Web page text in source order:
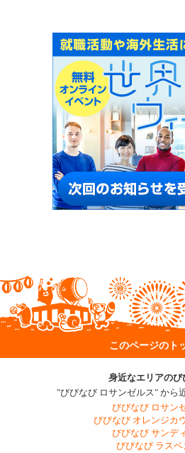
このページのト
身近なエリアのび
"びびなび ロサンゼルス" から
びびなび ロサン
びびなび オレンジカ
びびなび サンデ
びびなび ラスベ